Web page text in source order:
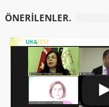
ÖNERILENLER.